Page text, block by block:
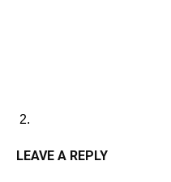
LEAVE A REPLY